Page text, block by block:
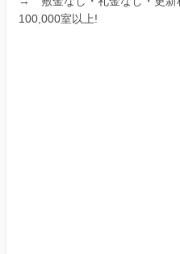
100,000室以上!